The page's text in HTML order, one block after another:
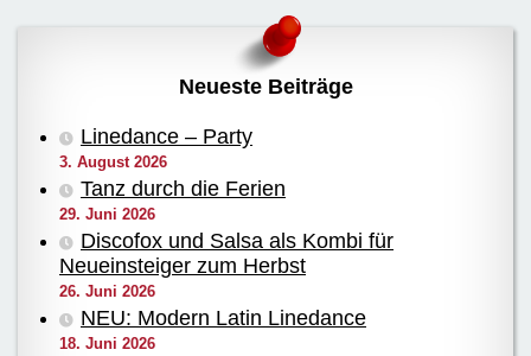
Neueste Beiträge
Linedance – Party
3. August 2026
Tanz durch die Ferien
29. Juni 2026
Discofox und Salsa als Kombi für
Neueinsteiger zum Herbst
26. Juni 2026
NEU: Modern Latin Linedance
18. Juni 2026